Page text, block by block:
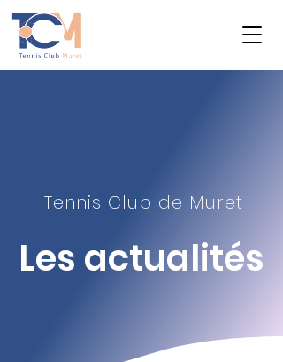
Tennis Club de Muret
Les actualités